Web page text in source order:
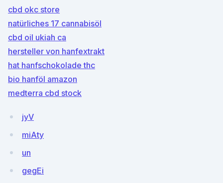
cbd okc store
natürliches 17 cannabisöl
cbd oil ukiah ca
hersteller von hanfextrakt
hat hanfschokolade thc
bio hanföl amazon
medterra cbd stock
jyV
miAty
un
gegEi